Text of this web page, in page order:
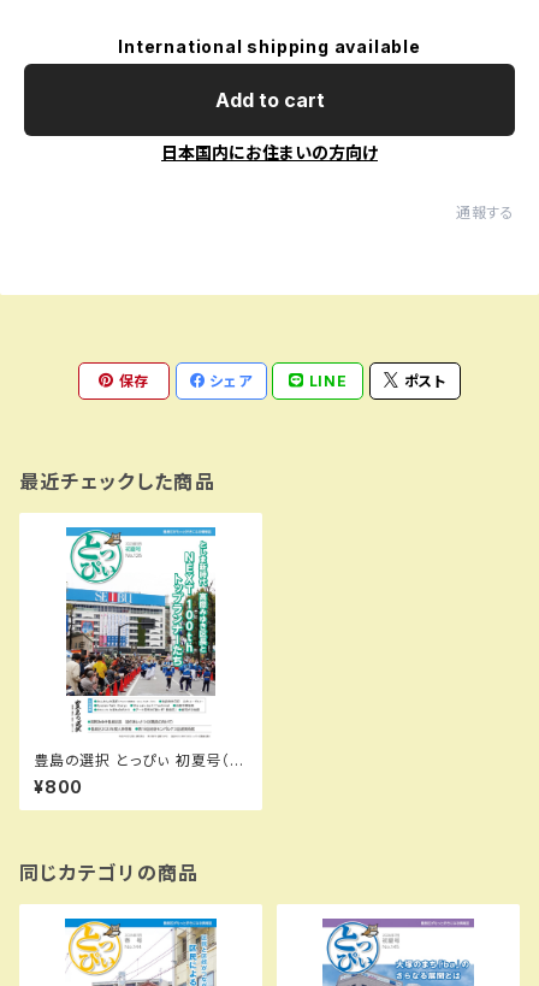
International shipping available
Add to cart
日本国内にお住まいの方向け
通報する
保存 シェア LINE ポスト
最近チェックした商品
豊島の選択 とっぴぃ 初夏号（2
023.5月 第126号）
¥800
同じカテゴリの商品